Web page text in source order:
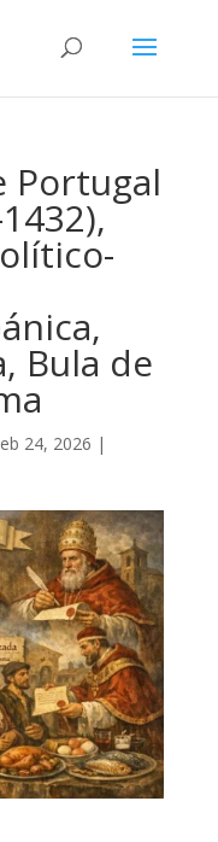
Portugal
Bula de
24, 2026 |